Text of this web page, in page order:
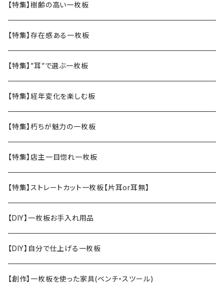
【特集】樹齢の高い一枚板
【特集】存在感ある一枚板
【特集】”耳”で選ぶ一枚板
【特集】経年変化を楽しむ板
【特集】朽ちが魅力の一枚板
【特集】店主一目惚れ一枚板
【特集】ストレートカット一枚板【片耳or耳無】
【DIY】一枚板お手入れ用品
【DIY】自分で仕上げる一枚板
【創作】一枚板を使った家具(ベンチ・スツール)